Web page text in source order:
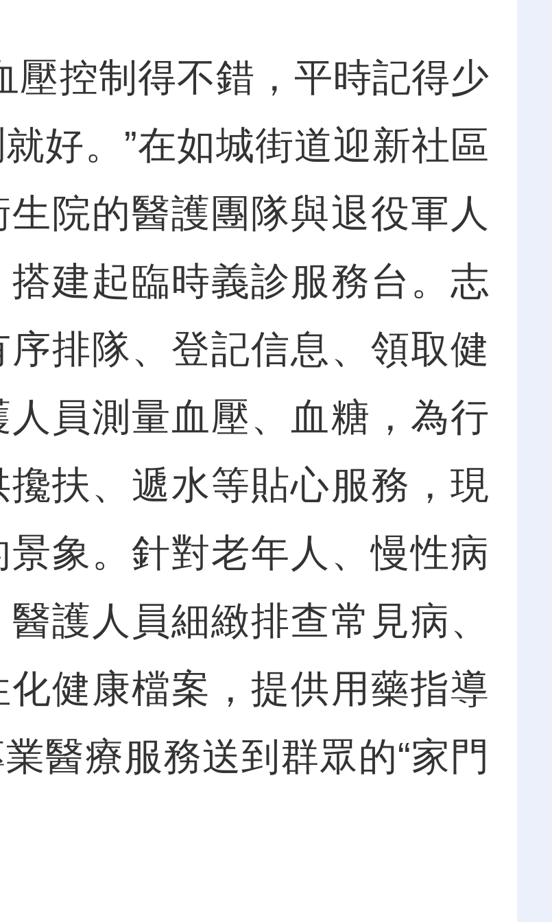
控制得不錯，平時記得少
好。”在如城街道迎新社區
院的醫護團隊與退役軍人
建起臨時義診服務台。志
排隊、登記信息、領取健
員測量血壓、血糖，為行
扶、遞水等貼心服務，現
象。針對老年人、慢性病
護人員細緻排查常見病、
健康檔案，提供用藥指導
醫療服務送到群眾的“家門